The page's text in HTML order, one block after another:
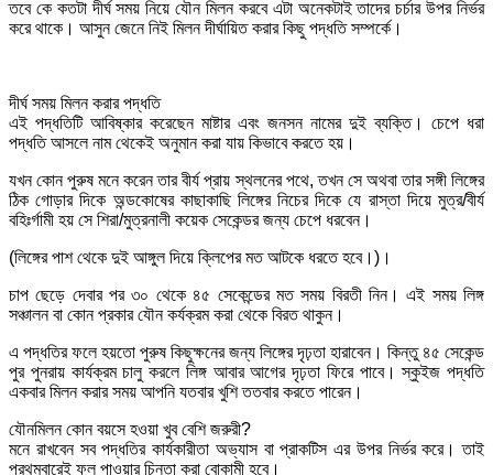
তবে কে কতটা দীর্ঘ সময় নিয়ে যৌন মিলন করবে এটা অনেকটাই তাদের চর্চার উপর নির্ভর
করে থাকে। আসুন জেনে নিই মিলন দীর্ঘায়িত করার কিছু পদ্ধতি সম্পর্কে।
দীর্ঘ সময় মিলন করার পদ্ধতি
এই পদ্ধতিটি আবিষ্কার করেছেন মাষ্টার এবং জনসন নামের দুই ব্যক্তি। চেপে ধরা
পদ্ধতি আসলে নাম থেকেই অনুমান করা যায় কিভাবে করতে হয়।
যখন কোন পুরুষ মনে করেন তার বীর্য প্রায় স্থলনের পথে, তখন সে অথবা তার সঙ্গী লিঙ্গের
ঠিক গোড়ার দিকে অন্ডকোষের কাছাকাছি লিঙ্গের নিচের দিকে যে রাস্তা দিয়ে মুত্র/বীর্য
বহিঃর্গামী হয় সে শিরা/মুত্রনালী কয়েক সেকেন্ডর জন্য চেপে ধরবেন।
(লিঙ্গের পাশ থেকে দুই আঙ্গুল দিয়ে ক্লিপের মত আটকে ধরতে হবে।)।
চাপ ছেড়ে দেবার পর ৩০ থেকে ৪৫ সেকেন্ডের মত সময় বিরতী নিন। এই সময় লিঙ্গ
সঞ্চালন বা কোন প্রকার যৌন কর্যক্রম করা থেকে বিরত থাকুন।
এ পদ্ধতির ফলে হয়তো পুরুষ কিছুক্ষনের জন্য লিঙ্গের দৃঢ়তা হারাবেন। কিন্তু ৪৫ সেকেন্ড
পুর পুনরায় কার্যক্রম চালু করলে লিঙ্গ আবার আগের দৃঢ়তা ফিরে পাবে। স্কুইজ পদ্ধতি
একবার মিলন করার সময় আপনি যতবার খুশি ততবার করতে পারেন।
যৌনমিলন কোন বয়সে হওয়া খুব বেশি জরুরী?
মনে রাখবেন সব পদ্ধতির কার্যকারীতা অভ্যাস বা প্রাকটিস এর উপর নির্ভর করে। তাই
প্রথমবারেই ফল পাওয়ার চিন্তা করা বোকামী হবে।